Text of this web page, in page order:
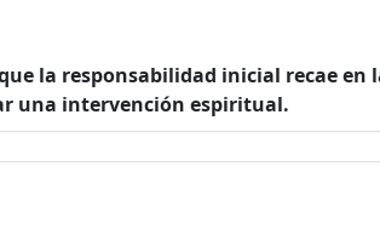
la responsabilidad inicial recae en
una intervención espiritual.